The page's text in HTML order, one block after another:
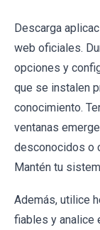
Descarga
web oficiales.
opciones y
que se instalen
conocimiento.
ventanas
desconocidos o
Mantén tu
Además, utilice
fiables y analice